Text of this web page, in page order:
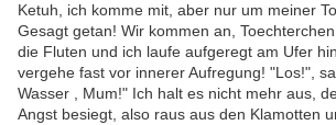
Ketuh, ich komme mit, aber nur um meiner
Gesagt getan! Wir kommen an,
die Fluten und ich laufe aufgeregt am Ufer
vergehe fast vor innerer Aufregung! "Los!",
Wasser , Mum!" Ich halt es nicht mehr aus,
Angst besiegt, also raus aus den Klamotten